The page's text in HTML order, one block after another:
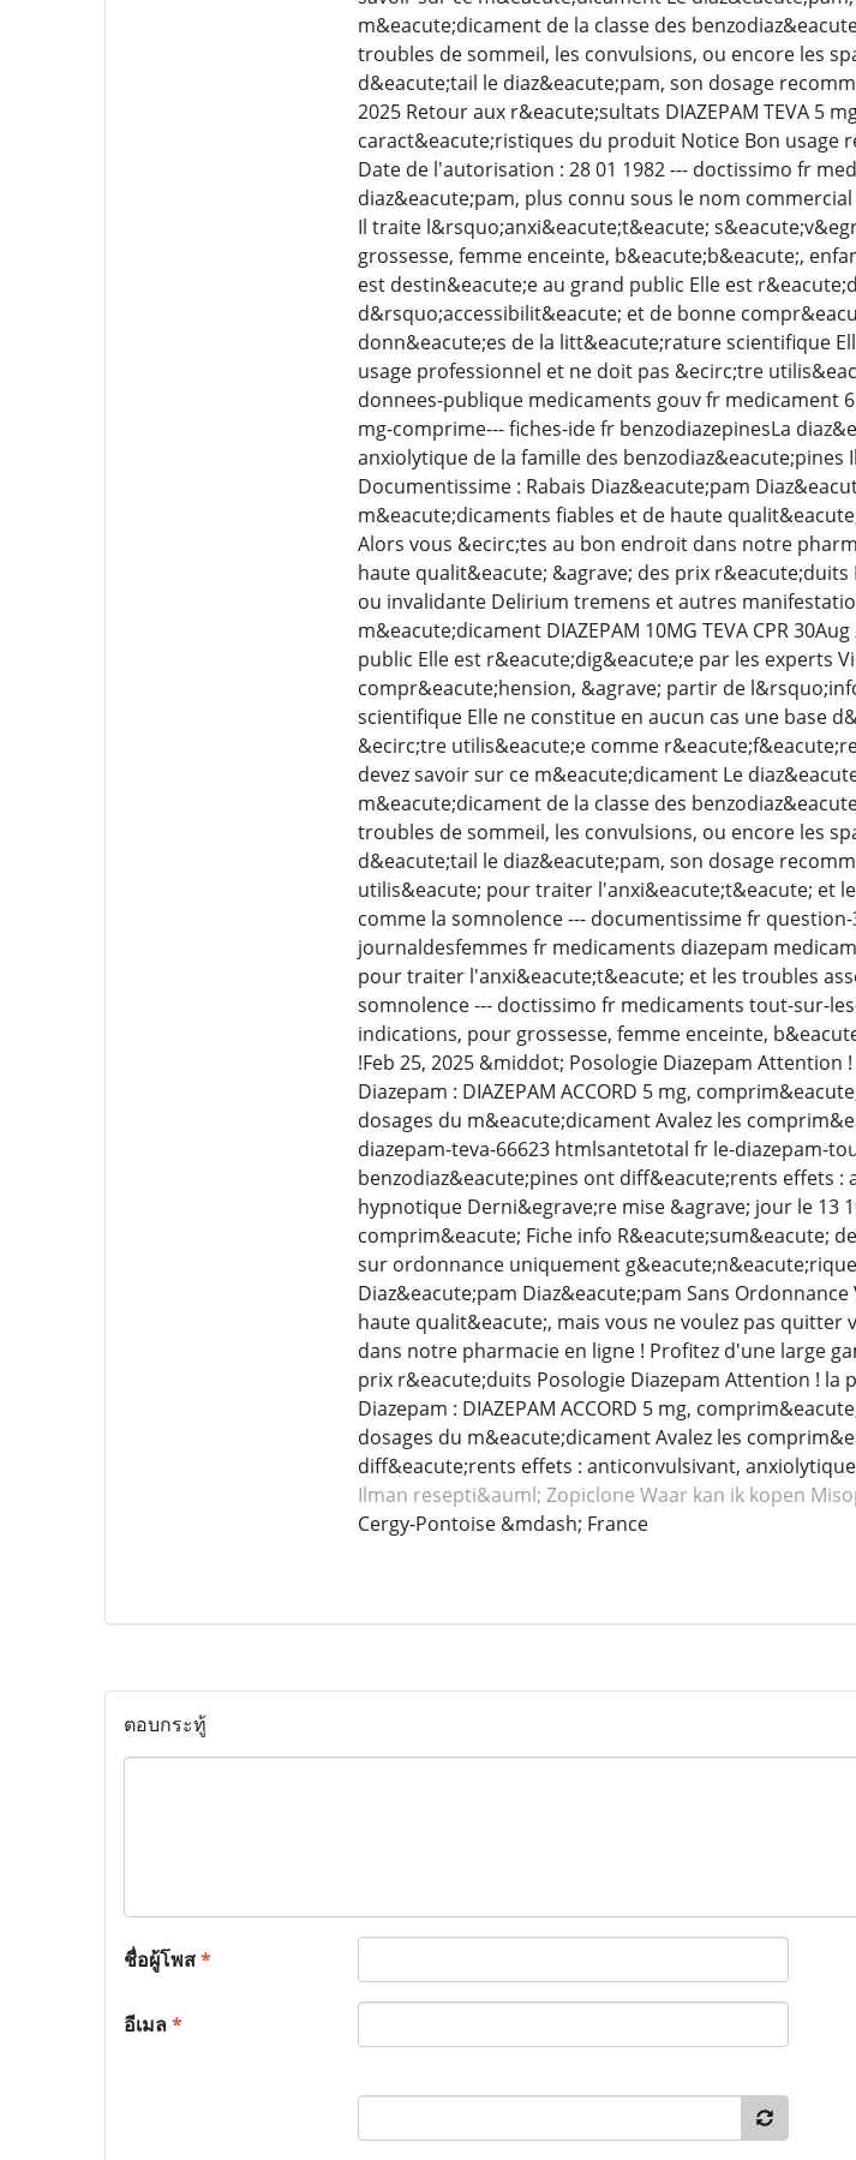
m&eacute;dicament de la classe des
troubles de sommeil, les convulsions, ou encore les
d&eacute;tail le diaz&eacute;pam, son dosage
2025 Retour aux r&eacute;sultats DIAZEPAM TEVA 5
caract&eacute;ristiques du produit Notice Bon
Date de l'autorisation : 28 01 1982 --- doctissimo fr
diaz&eacute;pam, plus connu sous le nom
Il traite l&rsquo;anxi&eacute;t&eacute;
grossesse, femme enceinte, b&eacute;b&eacute;,
est destin&eacute;e au grand public Elle est
d&rsquo;accessibilit&eacute; et de bonne
donn&eacute;es de la litt&eacute;rature scientifique
usage professionnel et ne doit pas &ecirc;tre
donnees-publique medicaments gouv fr medicament
mg-comprime--- fiches-ide fr benzodiazepinesLa
anxiolytique de la famille des
Documentissime : Rabais Diaz&eacute;pam
m&eacute;dicaments fiables et de haute
Alors vous &ecirc;tes au bon endroit dans notre
haute qualit&eacute; &agrave; des prix
ou invalidante Delirium tremens et autres
m&eacute;dicament DIAZEPAM 10MG TEVA CPR
public Elle est r&eacute;dig&eacute;e par les experts
compr&eacute;hension, &agrave; partir de
scientifique Elle ne constitue en aucun cas une base
&ecirc;tre utilis&eacute;e comme
devez savoir sur ce m&eacute;dicament Le
m&eacute;dicament de la classe des
troubles de sommeil, les convulsions, ou encore les
d&eacute;tail le diaz&eacute;pam, son dosage
utilis&eacute; pour traiter l'anxi&eacute;t&eacute; et
comme la somnolence --- documentissime fr
journaldesfemmes fr medicaments diazepam
pour traiter l'anxi&eacute;t&eacute; et les troubles
somnolence --- doctissimo fr medicaments tout-sur-
indications, pour grossesse, femme enceinte,
!Feb 25, 2025 &middot; Posologie Diazepam
Diazepam : DIAZEPAM ACCORD 5 mg,
dosages du m&eacute;dicament Avalez les
diazepam-teva-66623 htmlsantetotal fr le-diazepam-
benzodiaz&eacute;pines ont diff&eacute;rents effets
hypnotique Derni&egrave;re mise &agrave; jour le 13
comprim&eacute; Fiche info R&eacute;sum&eacute;
sur ordonnance uniquement
Diaz&eacute;pam Diaz&eacute;pam Sans
haute qualit&eacute;, mais vous ne voulez pas
dans notre pharmacie en ligne ! Profitez d'une large
prix r&eacute;duits Posologie Diazepam Attention !
Diazepam : DIAZEPAM ACCORD 5 mg,
dosages du m&eacute;dicament Avalez les
diff&eacute;rents effets : anticonvulsivant,
Ilman resepti&auml; Zopiclone Waar kan ik kopen
Cergy-Pontoise &mdash; France
ตอบกระทู้
ชื่อผู้โพส*
อีเมล*